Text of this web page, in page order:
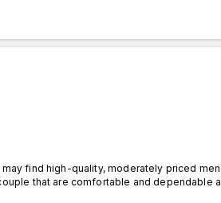
find high-quality, moderately priced
that are comfortable and dependable